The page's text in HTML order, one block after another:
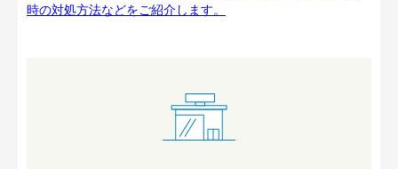
時の対処方法などをご紹介します。